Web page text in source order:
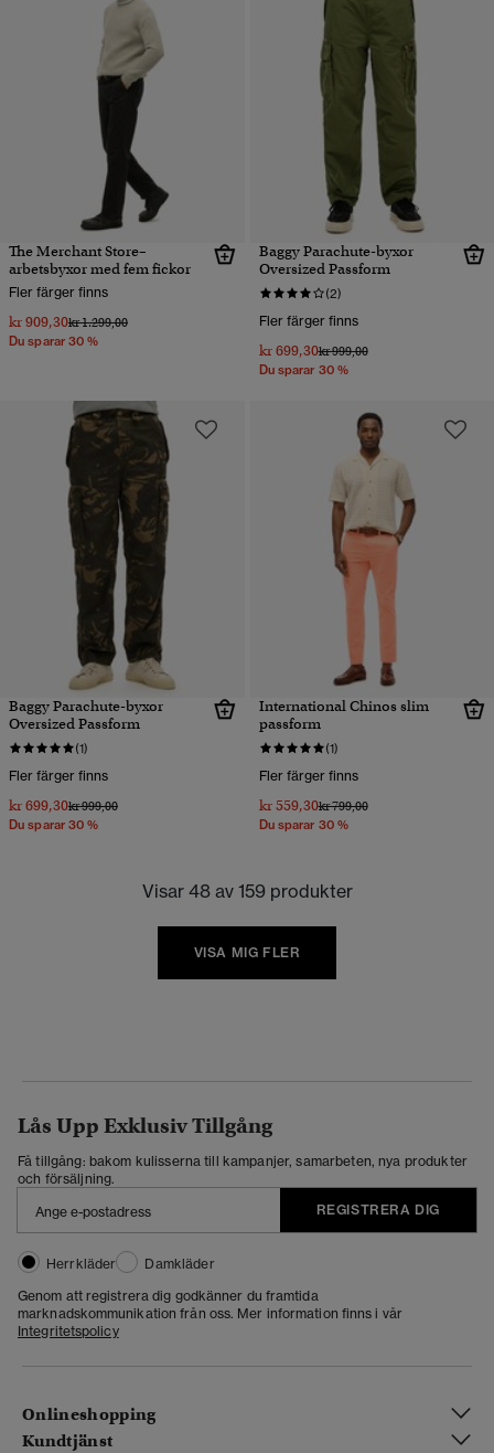
The Merchant Store–
arbetsbyxor med fem fickor
Fler färger finns
kr 909,30Pris reducerat från
kr 1.299,00till
Du sparar 30 %
Baggy Parachute-byxor
Oversized Passform
(2)
Fler färger finns
kr 699,30Pris reducerat från
kr 999,00till
Du sparar 30 %
Baggy Parachute-byxor
Oversized Passform
(1)
Fler färger finns
kr 699,30Pris reducerat från
kr 999,00till
Du sparar 30 %
International Chinos slim
passform
(1)
Fler färger finns
kr 559,30Pris reducerat från
kr 799,00till
Du sparar 30 %
Visar 48 av 159 produkter
VISA MIG FLER
Lås Upp Exklusiv Tillgång
Få tillgång: bakom kulisserna till kampanjer, samarbeten, nya produkter
och försäljning.
REGISTRERA DIG
Herrkläder
Damkläder
Genom att registrera dig godkänner du framtida
marknadskommunikation från oss. Mer information finns i vår
Integritetspolicy
Onlineshopping
Kundtjänst